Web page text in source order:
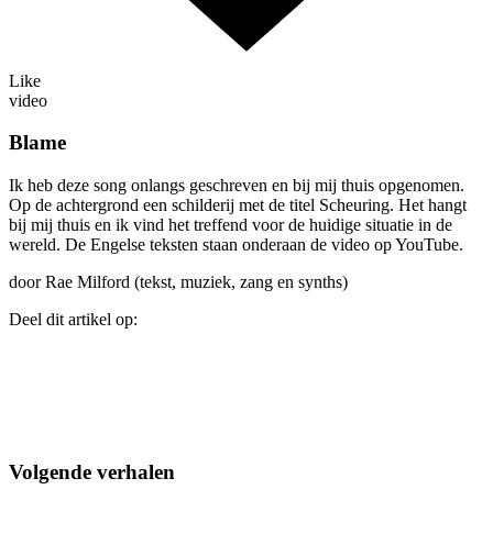
Like
video
Blame
Ik heb deze song onlangs geschreven en bij mij thuis opgenomen.
Op de achtergrond een schilderij met de titel Scheuring. Het hangt
bij mij thuis en ik vind het treffend voor de huidige situatie in de
wereld. De Engelse teksten staan onderaan de video op YouTube.
door Rae Milford (tekst, muziek, zang en synths)
Deel dit artikel op:
Volgende verhalen